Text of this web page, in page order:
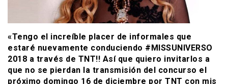
«Tengo el increíble placer de informales que
estaré nuevamente conduciendo #MISSUNIVERSO
2018 a través de TNT!! Así que quiero invitarlos a
que no se pierdan la transmisión del concurso el
próximo domingo 16 de diciembre por TNT con mis